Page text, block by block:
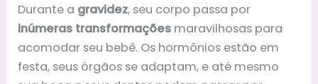
Durante a gravidez, seu corpo passa por
inúmeras transformações maravilhosas para
acomodar seu bebê. Os hormônios estão em
festa, seus órgãos se adaptam, e até mesmo